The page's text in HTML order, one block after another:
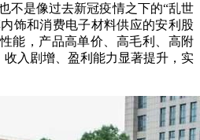
不是像过去新冠疫情之下的“乱世
饰和消费电子材料供应的安利股
能，产品高单价、高毛利、高附
入剧增、盈利能力显著提升，实